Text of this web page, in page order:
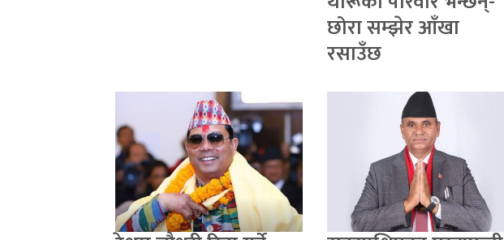
छोरा सम्झेर आँखा
रसाउँछ